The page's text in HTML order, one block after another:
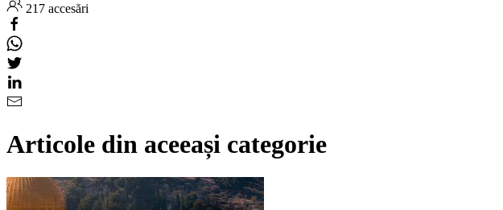
217 accesări
Articole din aceeași categorie